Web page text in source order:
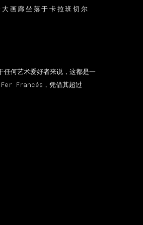
画廊坐落于卡拉班切尔
任何艺术爱好者来说，这都是一
Francés，凭借其超过